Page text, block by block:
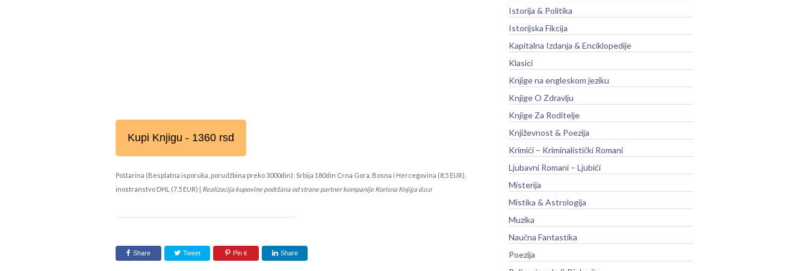
Kupi Knjigu - 1360 rsd
Poštarina (Besplatna isporuka, porudžbina preko 3000din): Srbija 180din Crna Gora, Bosna i Hercegovina (8,5 EUR),
inostranstvo DHL (7,5 EUR) | Realizacija kupovine podržana od strane partner kompanije Korisna Knjiga d.o.o
Share Tweet Pin it Share
Istorija & Politika
Istorijska Fikcija
Kapitalna Izdanja & Enciklopedije
Klasici
Knjige na engleskom jeziku
Knjige O Zdravlju
Knjige Za Roditelje
Književnost & Poezija
Krimići – Kriminalistički Romani
Ljubavni Romani – Ljubići
Misterija
Mistika & Astrologija
Muzika
Naučna Fantastika
Poezija